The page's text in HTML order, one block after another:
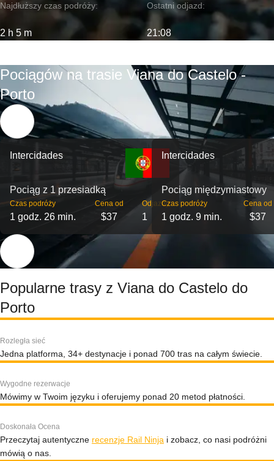
Najdłuższy czas podróży:
2 h 5 m
Ostatni odjazd:
21:08
Pociągów na trasie Viana do Castelo -
Porto
Intercidades
Pociąg z 1 przesiadką
Czas podróży
1 godz. 26 min.
Cena od
$37
Odjazdy
1
Intercidades
Pociąg międzymiastowy
Czas podróży
1 godz. 9 min.
Cena od
$37
Popularne trasy z Viana do Castelo do
Porto
Rozległa sieć
Jedna platforma, 34+ destynacje i ponad 700 tras na całym świecie.
Wygodne rezerwacje
Mówimy w Twoim języku i oferujemy ponad 20 metod płatności.
Doskonała Ocena
Przeczytaj autentyczne recenzje Rail Ninja i zobacz, co nasi podróżni
mówią o nas.